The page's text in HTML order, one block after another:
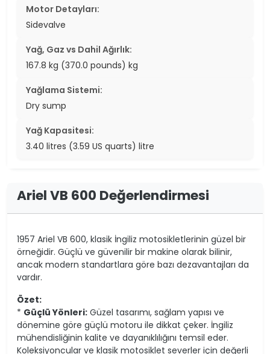
Motor Detayları:
Sidevalve
Yağ, Gaz vs Dahil Ağırlık:
167.8 kg (370.0 pounds) kg
Yağlama Sistemi:
Dry sump
Yağ Kapasitesi:
3.40 litres (3.59 US quarts) litre
Ariel VB 600 Değerlendirmesi
1957 Ariel VB 600, klasik İngiliz motosikletlerinin güzel bir
örneğidir. Güçlü ve güvenilir bir makine olarak bilinir,
ancak modern standartlara göre bazı dezavantajları da
vardır.
Özet:
* Güçlü Yönleri: Güzel tasarımı, sağlam yapısı ve
dönemine göre güçlü motoru ile dikkat çeker. İngiliz
mühendisliğinin kalite ve dayanıklılığını temsil eder.
Koleksiyoncular ve klasik motosiklet severler için değerli